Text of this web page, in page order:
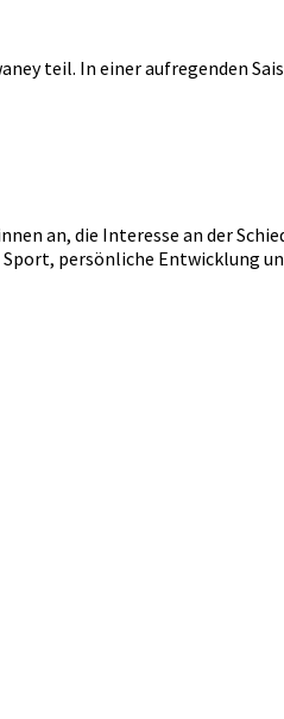
teil. In einer aufregenden
an, die Interesse an der
persönliche Entwicklung